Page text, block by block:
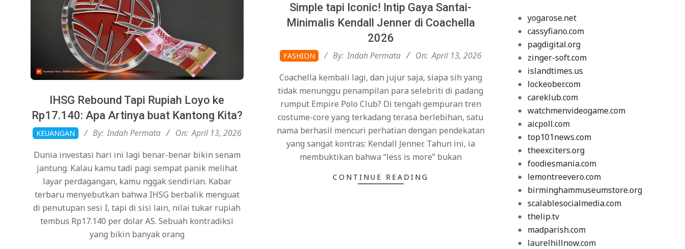
IHSG Rebound Tapi Rupiah Loyo ke
Rp17.140: Apa Artinya buat Kantong Kita?
2026-
04-
13
KEUANGAN By: Indah Permata On: April 13, 2026
Dunia investasi hari ini lagi benar-benar bikin senam
jantung. Kalau kamu tadi pagi sempat panik melihat
layar perdagangan, kamu nggak sendirian. Kabar
terbaru menyebutkan bahwa IHSG berbalik menguat
di penutupan sesi I, tapi di sisi lain, nilai tukar rupiah
tembus Rp17.140 per dolar AS. Sebuah kontradiksi
yang bikin banyak orang
Simple tapi Iconic! Intip Gaya Santai-
Minimalis Kendall Jenner di Coachella
2026
2026-
04-
13
FASHION By: Indah Permata On: April 13, 2026
Coachella kembali lagi, dan jujur saja, siapa sih yang
tidak menunggu penampilan para selebriti di padang
rumput Empire Polo Club? Di tengah gempuran tren
costume-core yang terkadang terasa berlebihan, satu
nama berhasil mencuri perhatian dengan pendekatan
yang sangat kontras: Kendall Jenner. Tahun ini, ia
membuktikan bahwa “less is more” bukan
CONTINUE READING
yogarose.net
cassyfiano.com
pagdigital.org
zinger-soft.com
islandtimes.us
lockeober.com
careklub.com
watchmenvideogame.com
aicpoll.com
top101news.com
theexciters.org
foodiesmania.com
lemontreevero.com
birminghammuseumstore.org
scalablesocialmedia.com
thelip.tv
madparish.com
laurelhillnow.com